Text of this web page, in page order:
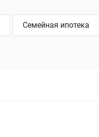
Семейная ипотека